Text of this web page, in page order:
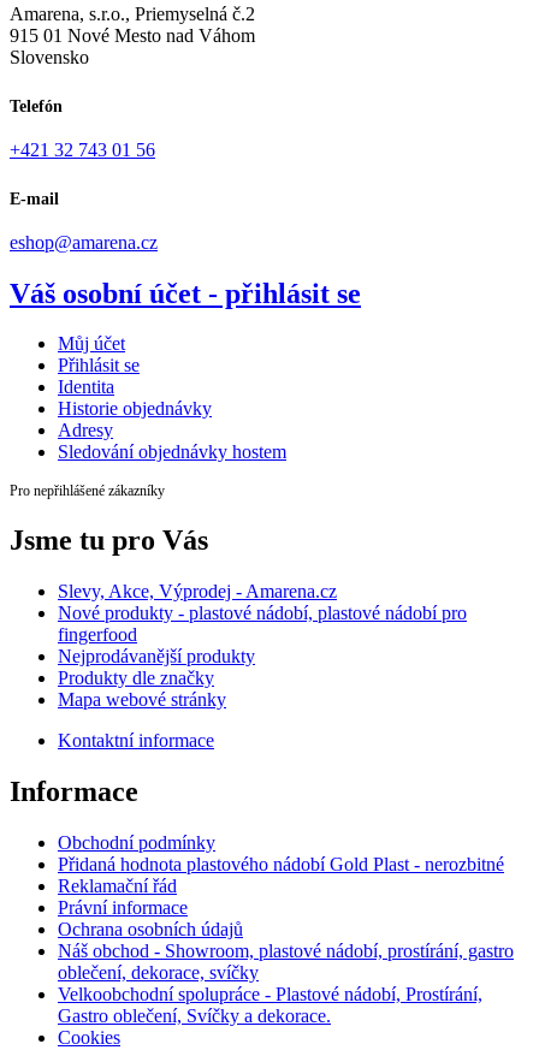
Amarena, s.r.o., Priemyselná č.2
915 01 Nové Mesto nad Váhom
Slovensko
Telefón
+421 32 743 01 56
E-mail
eshop@amarena.cz
Váš osobní účet - přihlásit se
Můj účet
Přihlásit se
Identita
Historie objednávky
Adresy
Sledování objednávky hostem
Pro nepřihlášené zákazníky
Jsme tu pro Vás
Slevy, Akce, Výprodej - Amarena.cz
Nové produkty - plastové nádobí, plastové nádobí pro
fingerfood
Nejprodávanější produkty
Produkty dle značky
Mapa webové stránky
Kontaktní informace
Informace
Obchodní podmínky
Přidaná hodnota plastového nádobí Gold Plast - nerozbitné
Reklamační řád
Právní informace
Ochrana osobních údajů
Náš obchod - Showroom, plastové nádobí, prostírání, gastro
oblečení, dekorace, svíčky
Velkoobchodní spolupráce - Plastové nádobí, Prostírání,
Gastro oblečení, Svíčky a dekorace.
Cookies